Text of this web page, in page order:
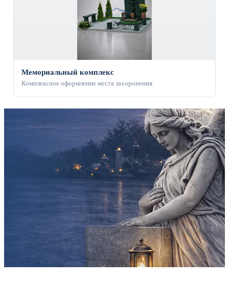
Мемориальный комплекс
Комплексное оформление места захоронения.